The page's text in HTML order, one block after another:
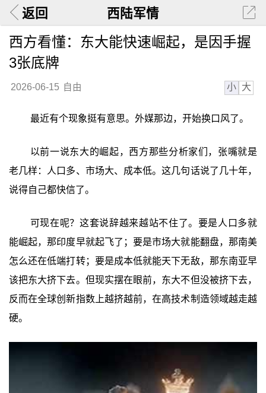
返回 西陆军情
西方看懂：东大能快速崛起，是因手握
3张底牌
2026-06-15 自由 小 大
最近有个现象挺有意思。外媒那边，开始换口风了。
以前一说东大的崛起，西方那些分析家们，张嘴就是
老几样：人口多、市场大、成本低。这几句话说了几十年，
说得自己都快信了。
可现在呢？这套说辞越来越站不住了。要是人口多就
能崛起，那印度早就起飞了；要是市场大就能翻盘，那南美
怎么还在低端打转；要是成本低就能天下无敌，那东南亚早
该把东大挤下去。但现实摆在眼前，东大不但没被挤下去，
反而在全球创新指数上越挤越前，在高技术制造领域越走越
硬。